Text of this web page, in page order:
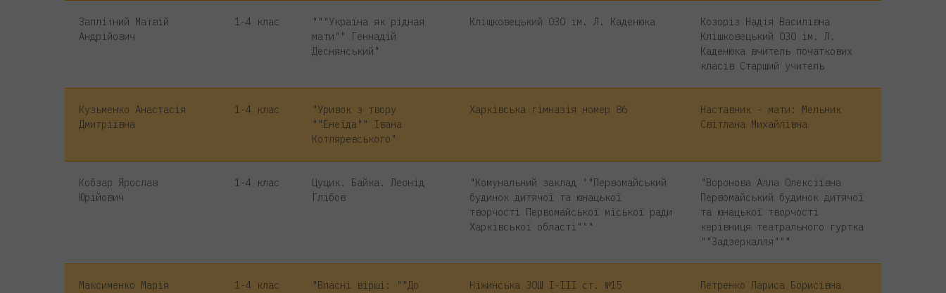
Заплітний Матвій
Андрійович
1-4 клас
"""Україна як рідная
мати"" Геннадій
Деснянський"
Кліщковецький ОЗО ім. Л. Каденюка
Козоріз Надія Василівна
Клішковецький ОЗО ім. Л.
Каденюка вчитель початкових
класів Старший учитель
Кузьменко Анастасія
Дмитріївна
1-4 клас
"Уривок з твору
""Енеїда"" Івана
Котляревського"
Харківська гімназія номер 86
Наставник - мати: Мельник
Світлана Михайлівна
Кобзар Ярослав
Юрійович
1-4 клас
Цуцик. Байка. Леонід
Глібов
"Комунальний заклад ""Первомайський
будинок дитячої та юнацької
творчості Первомайської міської ради
Харківської області"""
"Воронова Алла Олексіївна
Первомайський будинок дитячої
та юнацької творчості
керівниця театрального гуртка
""Задзеркалля"""
Максименко Марія
1-4 клас
"Власні вірші: ""До
Ніжинська ЗОШ І-ІІІ ст. №15
Петренко Лариса Борисівна